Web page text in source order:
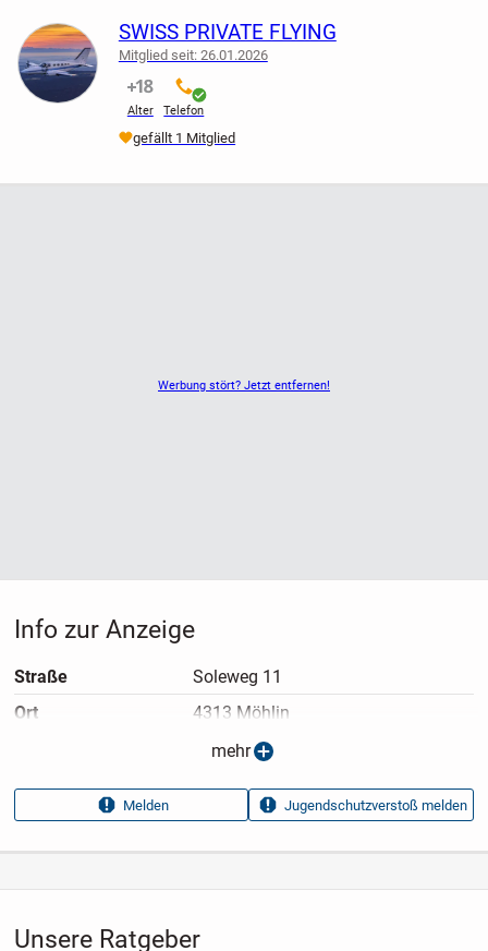
84 80 ZUR VERFÜGUNG !
Werbung stört? Jetzt entfernen!
Unsere Ratgeber
SWISS PRIVATE FLYING
Mitglied seit: 26.01.2026
Alter
nicht verifiziert
Telefon
verifiziert
gefällt 1 Mitglied
Info zur Anzeige
Straße
Soleweg 11
Ort
4313 Möhlin
Privatangebot
Anzeigen­datum
20.07.2026
Anzeigen­kennung
02f31a6f
Aufrufe dieser
17
Flüge
mehr
Melden Jugendschutzverstoß melden